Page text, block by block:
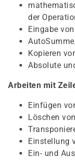
der
Eingabe
Kopieren
Absolute
Arbeiten mit
Einfügen
Löschen
Einstellung
Ein- und